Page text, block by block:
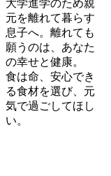
大学進学のため親
元を離れて暮らす
息子へ。離れても
願うのは、あなた
の幸せと健康。
食は命、安心でき
る食材を選び、元
気で過ごしてほし
い。